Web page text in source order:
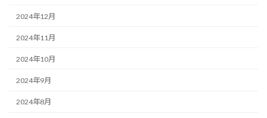
2024年12月
2024年11月
2024年10月
2024年9月
2024年8月